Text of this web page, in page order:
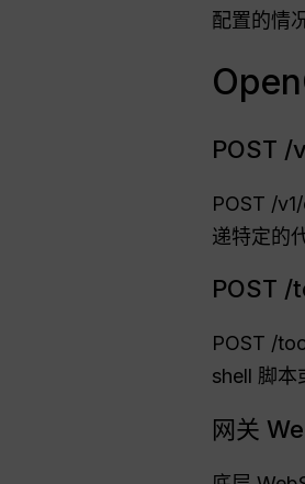
配置的情
POST /
POST /
递特定的
POST /
POST /
shell 脚本
网关